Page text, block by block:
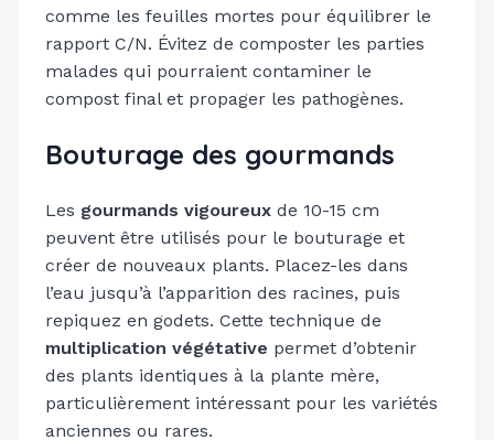
comme les feuilles mortes pour équilibrer le
rapport C/N. Évitez de composter les parties
malades qui pourraient contaminer le
compost final et propager les pathogènes.
Bouturage des gourmands
Les gourmands vigoureuxde 10-15 cm
peuvent être utilisés pour le bouturage et
créer de nouveaux plants. Placez-les dans
l’eau jusqu’à l’apparition des racines, puis
repiquez en godets. Cette technique de
multiplication végétative permet d’obtenir
des plants identiques à la plante mère,
particulièrement intéressant pour les variétés
anciennes ou rares.